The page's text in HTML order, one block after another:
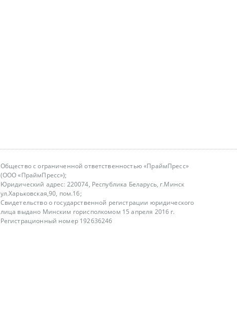
Общество с ограниченной ответственностью «ПраймПресс»
(ООО «ПраймПресс»);
Юридический адрес: 220074, Республика Беларусь, г.Минск
ул.Харьковская,90, пом.16;
Свидетельство о государственной регистрации юридического
лица выдано Минским горисполкомом 15 апреля 2016 г.
Регистрационный номер 192636246